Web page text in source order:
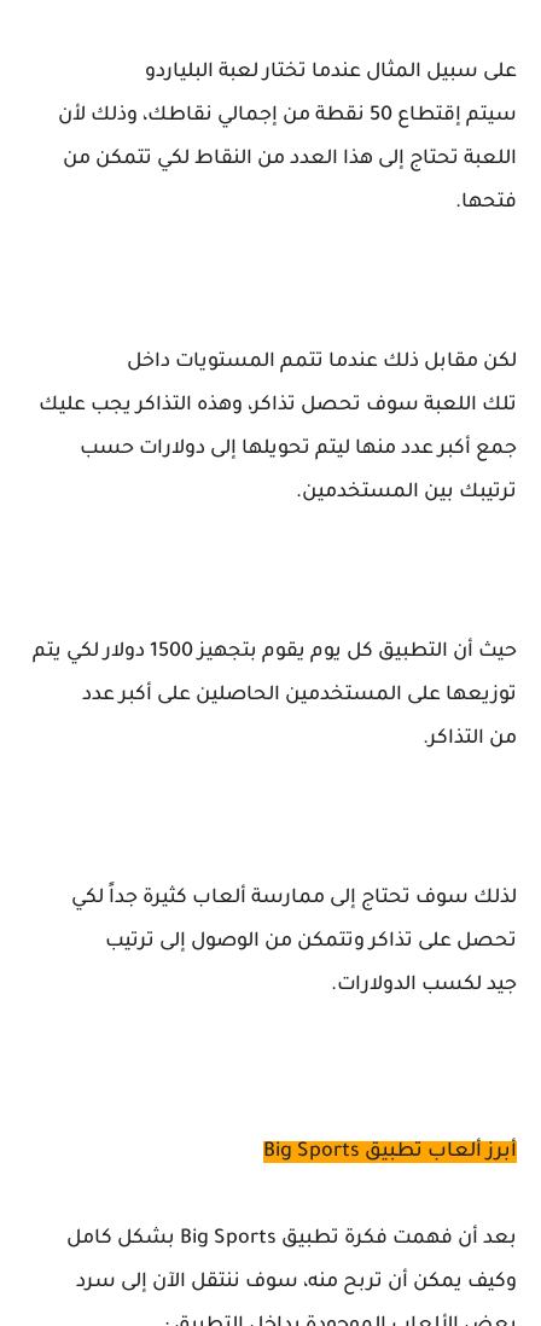
على سبيل المثال عندما تختار لعبة البلياردو
سيتم إقتطاع 50 نقطة من إجمالي نقاطك، وذلك ل
ن
اللعبة تحتاج إلى هذا العدد من النقاط لكي تتمكن من
فتحها.
لكن مقابل ذلك عندما تتمم المستويات داخل
تلك اللعبة سوف تحصل تذاكر، وهذه التذاكر يجب عليك
جمع أكبر عدد منها ليتم تحويلها إلى دولارات حسب
ترتيبك بين المستخدمين.
حيث أن التطبيق كل يوم يقوم بتجهيز 1500 دولار لكي يتم
توزيعها على المستخدمين الحاصلين على أكبر عدد
من التذاكر.
لذلك سوف تحتاج إلى ممارسة ألعاب كثيرة جداً لكي
تحصل على تذاكروتتمكن من الوصول إلى ترتيب
جيد لكسب الدولارات.
أبرز ألعاب تطبيق Big Sports
بعد أن فهمت فكرة تطبيق Big Sports بشكل كامل
وكيف يمكن أن تربح منه، سوف ننتقل الآن إلى سرد